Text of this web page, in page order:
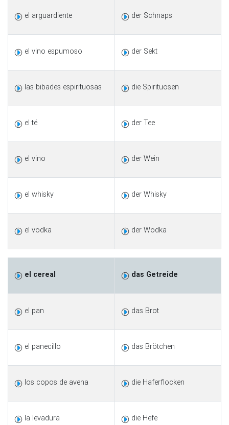
el arguardiente der Schnaps
el vino espumoso der Sekt
las bibades espirituosas die Spirituosen
el té der Tee
el vino der Wein
el whisky der Whisky
el vodka der Wodka
el cereal das Getreide
el pan das Brot
el panecillo das Brötchen
los copos de avena die Haferflocken
la levadura die Hefe